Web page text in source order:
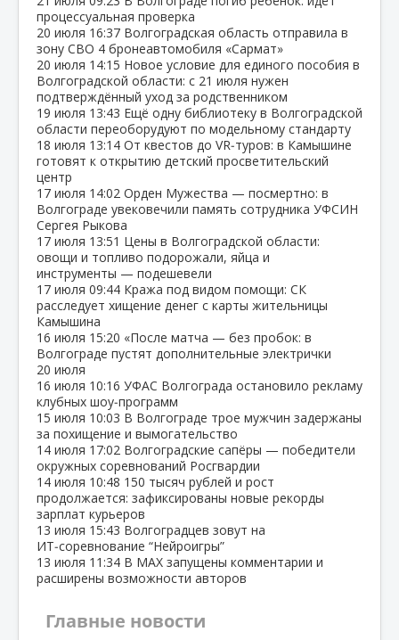
процессуальная проверка
20 июля 16:37 Волгоградская область отправила в
зону СВО 4 бронеавтомобиля «Сармат»
20 июля 14:15 Новое условие для единого пособия в
Волгоградской области: с 21 июля нужен
подтверждённый уход за родственником
19 июля 13:43 Ещё одну библиотеку в Волгоградской
области переоборудуют по модельному стандарту
18 июля 13:14 От квестов до VR‑туров: в Камышине
готовят к открытию детский просветительский
центр
17 июля 14:02 Орден Мужества — посмертно: в
Волгограде увековечили память сотрудника УФСИН
Сергея Рыкова
17 июля 13:51 Цены в Волгоградской области:
овощи и топливо подорожали, яйца и
инструменты — подешевели
17 июля 09:44 Кража под видом помощи: СК
расследует хищение денег с карты жительницы
Камышина
16 июля 15:20 «После матча — без пробок: в
Волгограде пустят дополнительные электрички
20 июля
16 июля 10:16 УФАС Волгограда остановило рекламу
клубных шоу‑программ
15 июля 10:03 В Волгограде трое мужчин задержаны
за похищение и вымогательство
14 июля 17:02 Волгоградские сапёры — победители
окружных соревнований Росгвардии
14 июля 10:48 150 тысяч рублей и рост
продолжается: зафиксированы новые рекорды
зарплат курьеров
13 июля 15:43 Волгоградцев зовут на
ИТ‑соревнование “Нейроигры”
13 июля 11:34 В МАХ запущены комментарии и
расширены возможности авторов
Главные новости